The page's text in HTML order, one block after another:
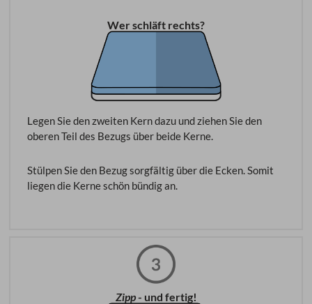
Legen Sie den zweiten Kern dazu und ziehen Sie den
oberen Teil des Bezugs über beide Kerne.
Stülpen Sie den Bezug sorgfältig über die Ecken. Somit
liegen die Kerne schön bündig an.
Wer schläft rechts?
Zipp- und fertig!